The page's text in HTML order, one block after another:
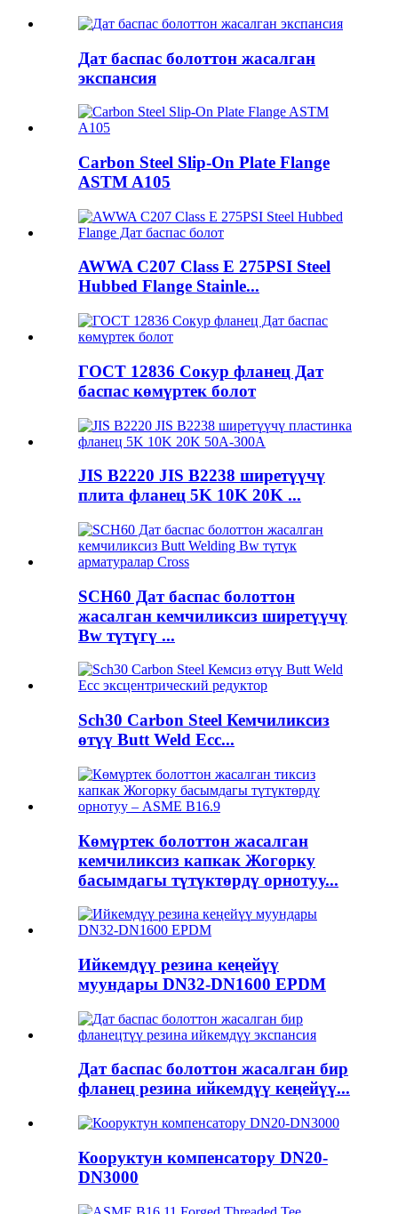
Дат баспас болоттон жасалган
экспансия
Carbon Steel Slip-On Plate Flange
ASTM A105
AWWA C207 Class E 275PSI Steel
Hubbed Flange Stainle...
ГОСТ 12836 Сокур фланец Дат
баспас көмүртек болот
JIS B2220 JIS B2238 ширетүүчү
плита фланец 5K 10K 20K ...
SCH60 Дат баспас болоттон
жасалган кемчиликсиз ширетүүчү
Bw түтүгү ...
Sch30 Carbon Steel Кемчиликсиз
өтүү Butt Weld Ecc...
Көмүртек болоттон жасалган
кемчиликсиз капкак Жогорку
басымдагы түтүктөрдү орнотуу...
Ийкемдүү резина кеңейүү
муундары DN32-DN1600 EPDM
Дат баспас болоттон жасалган бир
фланец резина ийкемдүү кеңейүү...
Кооруктун компенсатору DN20-
DN3000